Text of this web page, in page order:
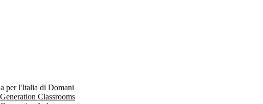
per l'Italia di Domani
Classrooms